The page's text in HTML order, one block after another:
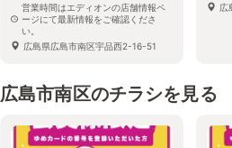
営業時間はエディオンの店舗情報ペ
ージにて最新情報をご確認くださ
い。
広島県広島市南区宇品西2-16-51
広
広島市南区のチラシを見る